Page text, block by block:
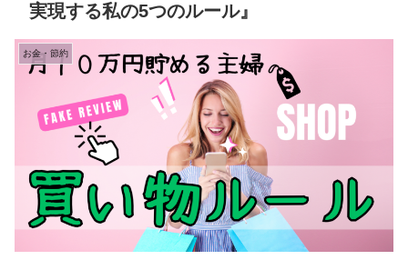
実現する私の5つのルール』
お金・節約